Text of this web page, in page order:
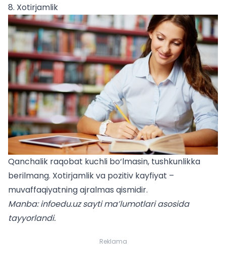
8. Xotirjamlik
Qanchalik raqobat kuchli bo‘lmasin, tushkunlikka
berilmang. Xotirjamlik va pozitiv kayfiyat –
muvaffaqiyatning ajralmas qismidir.
Manba: infoedu.uz sayti ma’lumotlari asosida
tayyorlandi.
Reklama